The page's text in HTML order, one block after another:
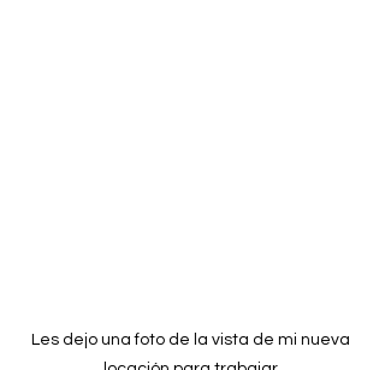
Les dejo una foto de la vista de mi nueva